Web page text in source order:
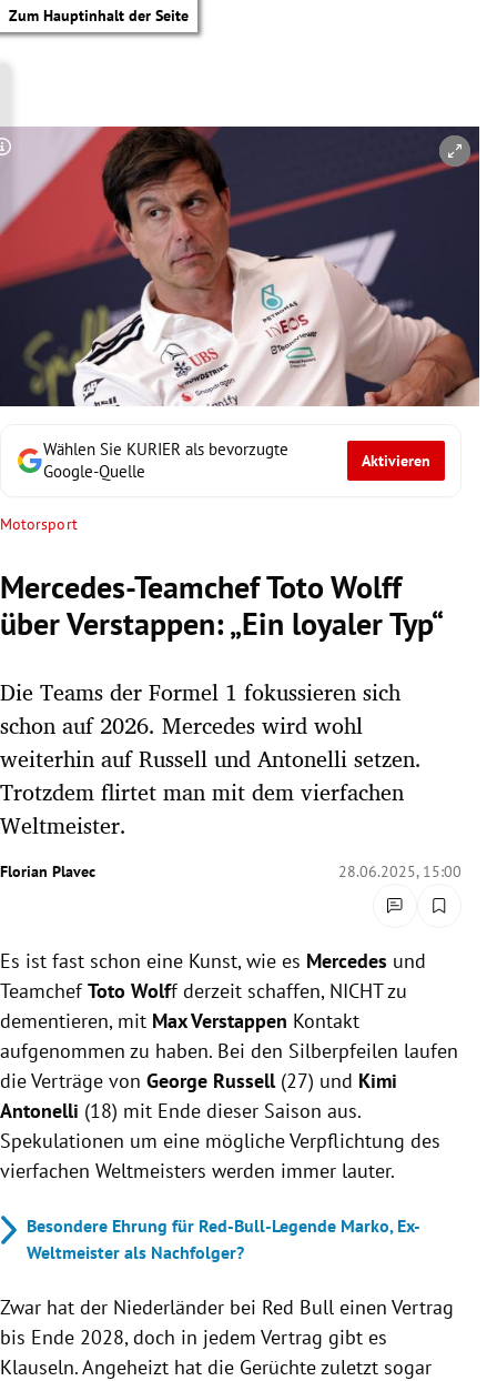
Zum Hauptinhalt der Seite
Untermenü
Untermenü
Untermenü
Untermenü
Untermenü
Untermenü
Untermenü
Untermenü
Wählen Sie KURIER als bevorzugte
Google-Quelle
Aktivieren
Motorsport
Mercedes-Teamchef Toto Wolff
über Verstappen: „Ein loyaler Typ“
Die Teams der Formel 1 fokussieren sich
schon auf 2026. Mercedes wird wohl
weiterhin auf Russell und Antonelli setzen.
Trotzdem flirtet man mit dem vierfachen
Weltmeister.
Florian Plavec 28.06.2025, 15:00
Copyright-Hinweis öffnen/schließen
Es ist fast schon eine Kunst, wie es Mercedes und
TeamchefToto Wolff derzeit schaffen, NICHT zu
dementieren, mit Max Verstappen Kontakt
aufgenommen zu haben. Bei den Silberpfeilen laufen
die Verträge von George Russell(27) und Kimi
Antonelli (18) mit Ende dieser Saison aus.
Spekulationen um eine mögliche Verpflichtung des
vierfachen Weltmeisters werden immer lauter.
Besondere Ehrung für Red-Bull-Legende Marko, Ex-
Weltmeister als Nachfolger?
Zwar hat der Niederländer bei Red Bull einen Vertrag
bis Ende 2028, doch in jedem Vertrag gibt es
Klauseln. Angeheizt hat die Gerüchte zuletzt sogar